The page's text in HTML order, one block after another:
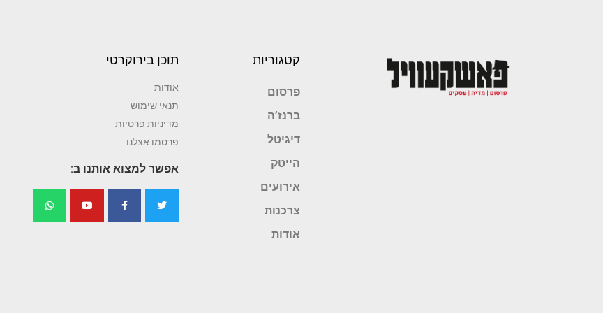
קטגוריות
פרסום
ברנז’ה
דיגיטל
הייטק
אירועים
צרכנות
אודות
תוכן בירוקרטי
אודות
תנאי שימוש
מדיניות פרטיות
פרסמו אצלנו
אפשר למצוא אותנו ב: